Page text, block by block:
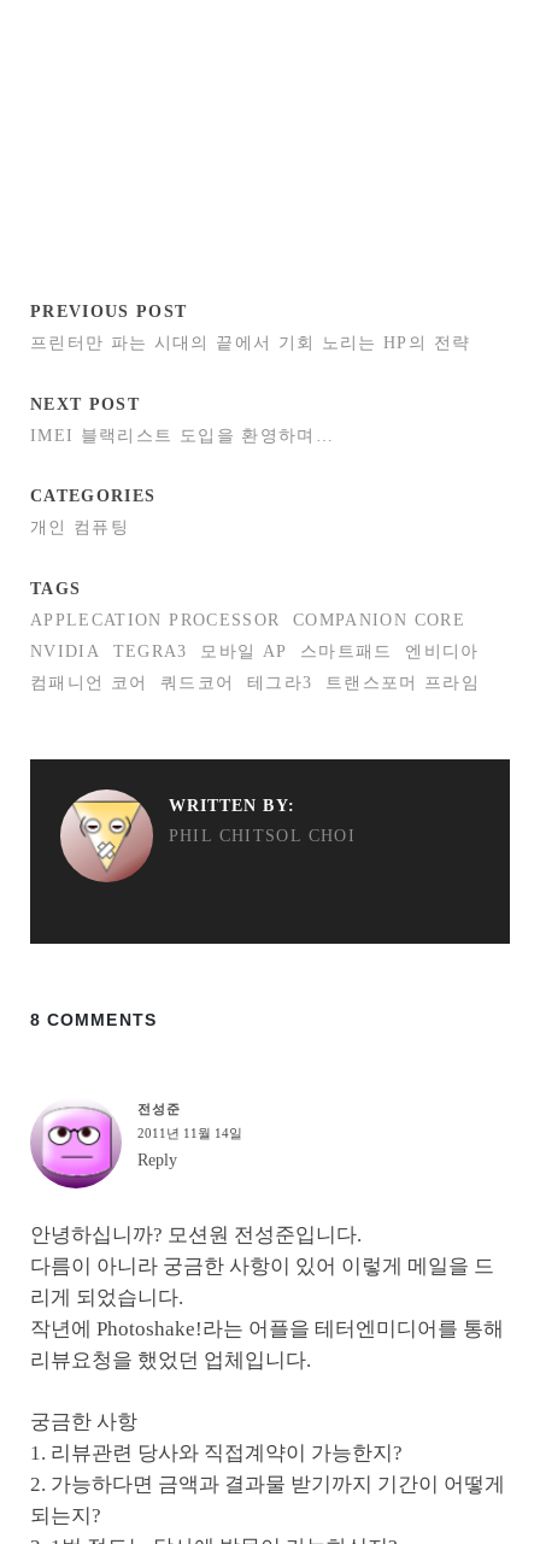
PREVIOUS POST
프린터만 파는 시대의 끝에서 기회 노리는 HP의 전략
NEXT POST
IMEI 블랙리스트 도입을 환영하며…
CATEGORIES
개인 컴퓨팅
TAGS
APPLECATION PROCESSOR
COMPANION CORE
NVIDIA
TEGRA3 모바일 AP 스마트패드
엔비디아
컴패니언 코어
쿼드코어 테그라3 트랜스포머 프라임
WRITTEN BY:
PHIL CHITSOL CHOI
8 COMMENTS
전성준
2011년 11월 14일
Reply
안녕하십니까? 모션원 전성준입니다.
다름이 아니라 궁금한 사항이 있어 이렇게 메일을 드
리게 되었습니다.
작년에 Photoshake!라는 어플을 테터엔미디어를 통해
리뷰요청을 했었던 업체입니다.
궁금한 사항
1. 리뷰관련 당사와 직접계약이 가능한지?
2. 가능하다면 금액과 결과물 받기까지 기간이 어떻게
되는지?